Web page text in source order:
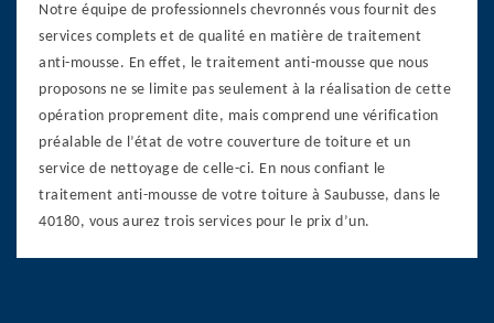
Notre équipe de professionnels chevronnés vous fournit des
services complets et de qualité en matière de traitement
anti-mousse. En effet, le traitement anti-mousse que nous
proposons ne se limite pas seulement à la réalisation de cette
opération proprement dite, mais comprend une vérification
préalable de l’état de votre couverture de toiture et un
service de nettoyage de celle-ci. En nous confiant le
traitement anti-mousse de votre toiture à Saubusse, dans le
40180, vous aurez trois services pour le prix d’un.